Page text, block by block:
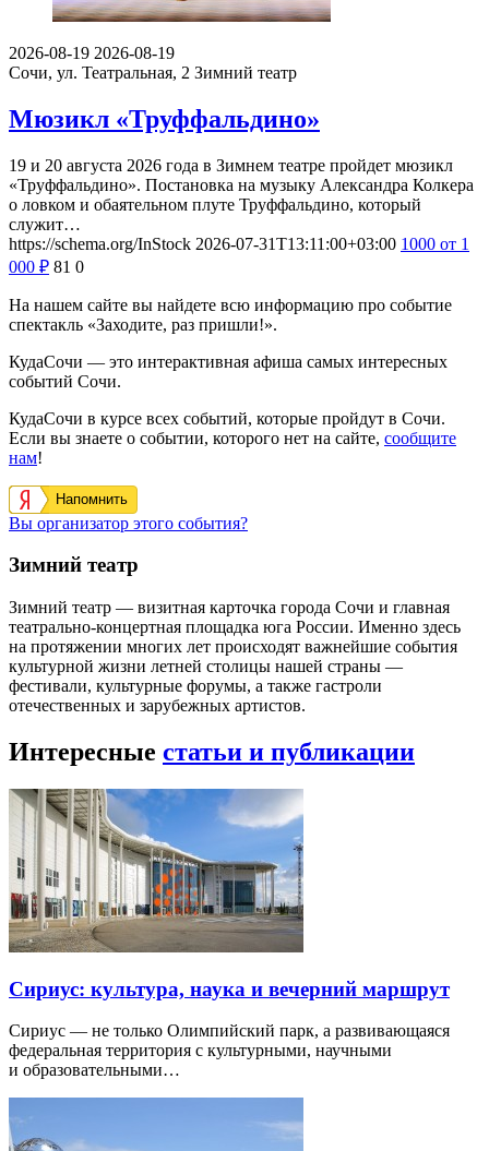
2026-08-19 2026-08-19
Сочи, ул. Театральная, 2 Зимний театр
Мюзикл «Труффальдино»
19 и 20 августа 2026 года в Зимнем театре пройдет мюзикл
«Труффальдино». Постановка на музыку Александра Колкера
о ловком и обаятельном плуте Труффальдино, который
служит…
https://schema.org/InStock 2026-07-31T13:11:00+03:00 1000 от 1
000 ₽ 81 0
На нашем сайте вы найдете всю информацию про событие
спектакль «Заходите, раз пришли!».
КудаСочи — это интерактивная афиша самых интересных
событий Сочи.
КудаСочи в курсе всех событий, которые пройдут в Сочи.
Если вы знаете о событии, которого нет на сайте, сообщите
нам!
Напомнить
Вы организатор этого события?
Зимний театр
Зимний театр — визитная карточка города Сочи и главная
театрально-концертная площадка юга России. Именно здесь
на протяжении многих лет происходят важнейшие события
культурной жизни летней столицы нашей страны —
фестивали, культурные форумы, а также гастроли
отечественных и зарубежных артистов.
Интересные статьи и публикации
Сириус: культура, наука и вечерний маршрут
Сириус — не только Олимпийский парк, а развивающаяся
федеральная территория с культурными, научными
и образовательными…